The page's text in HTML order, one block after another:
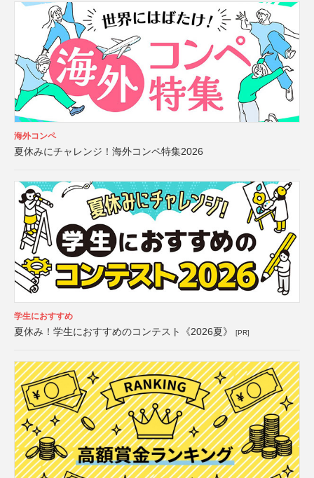
海外コンペ
夏休みにチャレンジ！海外コンペ特集2026
学生におすすめ
夏休み！学生におすすめのコンテスト《2026夏》 [PR]